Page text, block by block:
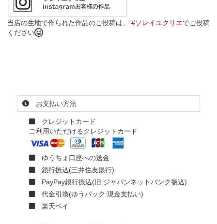
当店の生地で作られた作品のご投稿は、 #ソレイユクリエでご投稿
ください
お支払い方法
クレジットカード
ご利用いただけるクレジットカード
ゆうちょ口座への送金
銀行振込(三井住友銀行)
PayPay銀行振込(旧:ジャパンネットバンク振込)
代金引換(ゆうパック:現金支払い)
楽天ペイ